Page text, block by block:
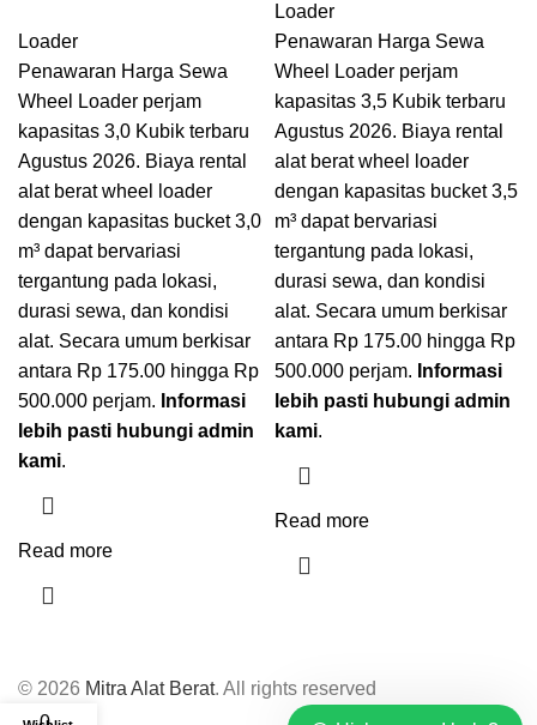
Loader
Penawaran Harga Sewa
Wheel Loader perjam
kapasitas 3,0 Kubik terbaru
Agustus 2026. Biaya rental
alat berat wheel loader
dengan kapasitas bucket 3,0
m³ dapat bervariasi
tergantung pada lokasi,
durasi sewa, dan kondisi
alat. Secara umum berkisar
antara Rp 175.00 hingga Rp
500.000 perjam. Informasi
lebih pasti hubungi admin
kami.
Read more
Loader
Penawaran Harga Sewa
Wheel Loader perjam
kapasitas 3,5 Kubik terbaru
Agustus 2026. Biaya rental
alat berat wheel loader
dengan kapasitas bucket 3,5
m³ dapat bervariasi
tergantung pada lokasi,
durasi sewa, dan kondisi
alat. Secara umum berkisar
antara Rp 175.00 hingga Rp
500.000 perjam. Informasi
lebih pasti hubungi admin
kami.
Read more
© 2026 Mitra Alat Berat. All rights reserved